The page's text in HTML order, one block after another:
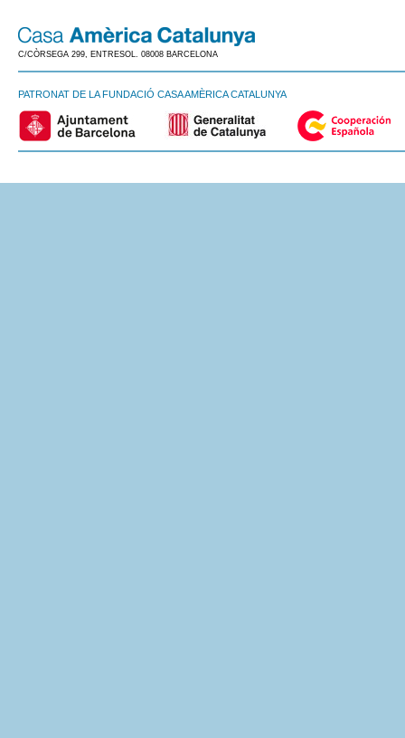
C/CÒRSEGA 299, ENTRESOL. 08008 BARCELONA
PATRONAT DE LA FUNDACIÓ CASA AMÈRICA CATALUNYA